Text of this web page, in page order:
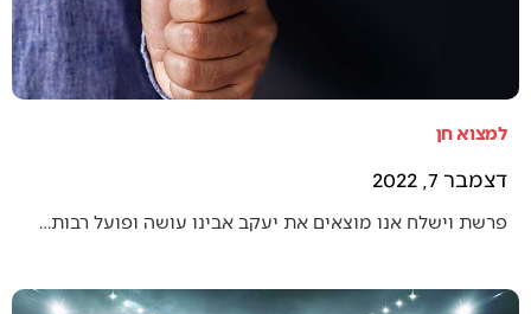
למצוא חן
דצמבר 7, 2022
פרשת וישלח אנו מוצאים את יעקב אבינו עושה ופועל רבות…